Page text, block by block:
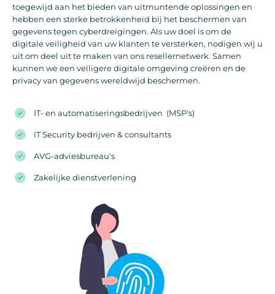
toegewijd aan het bieden van uitmuntende oplossingen en
hebben een sterke betrokkenheid bij het beschermen van
gegevens tegen cyberdreigingen. Als uw doel is om de
digitale veiligheid van uw klanten te versterken, nodigen wij u
uit om deel uit te maken van ons resellernetwerk. Samen
kunnen we een veiligere digitale omgeving creëren en de
privacy van gegevens wereldwijd beschermen.
IT- en automatiseringsbedrijven (MSP's)
IT Security bedrijven & consultants
AVG-adviesbureau's
Zakelijke dienstverlening